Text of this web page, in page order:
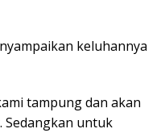
keluhannya
tampung dan akan
Sedangkan untuk